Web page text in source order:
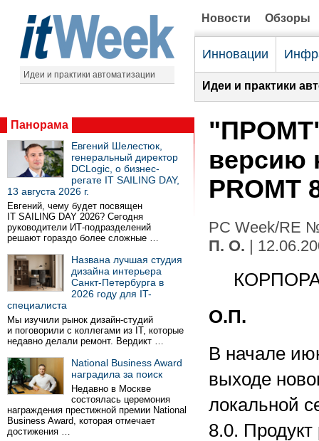
Идеи и практики автоматизации
Новости Обзоры
Инновации
Идеи и практики
Панорама
Евгений Шелестюк,
генеральный директор
DCLogic, о бизнес-
регате IT SAILING DAY,
13 августа 2026 г.
Евгений, чему будет посвящен
IT SAILING DAY 2026? Сегодня
руководители ИТ-подразделений
решают гораздо более сложные …
Названа лучшая студия
дизайна интерьера
Санкт-Петербурга в
2026 году для IT-
специалиста
Мы изучили рынок дизайн-студий
и поговорили с коллегами из IT, которые
недавно делали ремонт. Вердикт …
National Business Award
наградила за поиск
Недавно в Москве
состоялась церемония
награждения престижной премии National
Business Award, которая отмечает
достижения …
версию
PROMT
PC Week/RE
П. О. |
О.П.
В начале
выходе
локальной
8.0. Продукт